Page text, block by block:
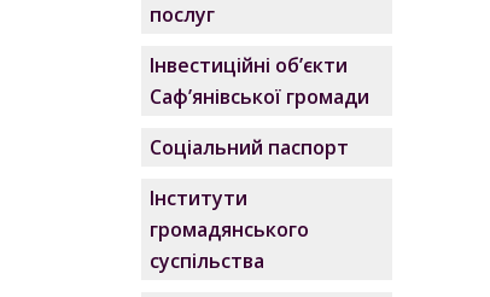
послуг
Інвестиційні об’єкти
Саф’янівської громади
Соціальний паспорт
Інститути
громадянського
суспільства